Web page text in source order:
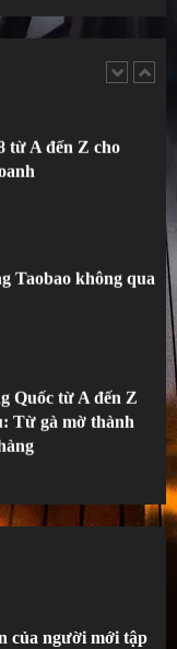
từ A đến Z cho
Taobao không qua
Quốc từ A đến Z
Từ gà mờ thành
Và Tự Đặt
Sợ Bị Khóa Nick
của người mới tập